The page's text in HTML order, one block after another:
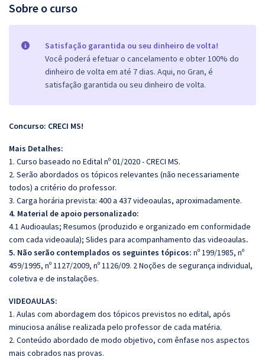
Sobre o curso
Satisfação garantida ou seu dinheiro de volta!
Você poderá efetuar o cancelamento e obter 100% do
dinheiro de volta em até 7 dias. Aqui, no Gran, é
satisfação garantida ou seu dinheiro de volta.
Concurso: CRECI MS!
Mais Detalhes:
1. Curso baseado no Edital nº 01/2020 - CRECI MS.
2. Serão abordados os tópicos relevantes (não necessariamente
todos) a critério do professor.
3. Carga horária prevista: 400 a 437 videoaulas, aproximadamente.
4. Material de apoio personalizado:
4.1 Audioaulas; Resumos (produzido e organizado em conformidade
com cada videoaula); Slides para acompanhamento das videoaulas.
5. Não serão contemplados os seguintes tópicos: nº 199/1985, nº
459/1995, nº 1127/2009, nº 1126/09. 2 Noções de segurança individual,
coletiva e de instalações.
VIDEOAULAS:
1. Aulas com abordagem dos tópicos previstos no edital, após
minuciosa análise realizada pelo professor de cada matéria.
2. Conteúdo abordado de modo objetivo, com ênfase nos aspectos
mais cobrados nas provas.